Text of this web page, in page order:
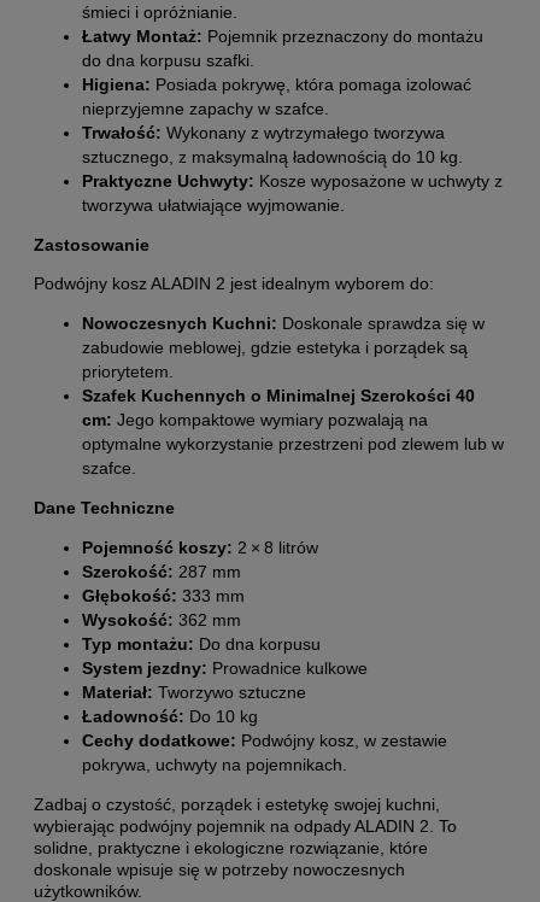
śmieci i opróżnianie.
Łatwy Montaż: Pojemnik przeznaczony do montażu
do dna korpusu szafki.
Higiena: Posiada pokrywę, która pomaga izolować
nieprzyjemne zapachy w szafce.
Trwałość: Wykonany z wytrzymałego tworzywa
sztucznego, z maksymalną ładownością do 10 kg.
Praktyczne Uchwyty: Kosze wyposażone w uchwyty z
tworzywa ułatwiające wyjmowanie.
Zastosowanie
Podwójny kosz ALADIN 2 jest idealnym wyborem do:
Nowoczesnych Kuchni: Doskonale sprawdza się w
zabudowie meblowej, gdzie estetyka i porządek są
priorytetem.
Szafek Kuchennych o Minimalnej Szerokości 40
cm: Jego kompaktowe wymiary pozwalają na
optymalne wykorzystanie przestrzeni pod zlewem lub w
szafce.
Dane Techniczne
Pojemność koszy: 2 × 8 litrów
Szerokość: 287 mm
Głębokość: 333 mm
Wysokość: 362 mm
Typ montażu: Do dna korpusu
System jezdny: Prowadnice kulkowe
Materiał: Tworzywo sztuczne
Ładowność: Do 10 kg
Cechy dodatkowe: Podwójny kosz, w zestawie
pokrywa, uchwyty na pojemnikach.
Zadbaj o czystość, porządek i estetykę swojej kuchni,
wybierając podwójny pojemnik na odpady ALADIN 2. To
solidne, praktyczne i ekologiczne rozwiązanie, które
doskonale wpisuje się w potrzeby nowoczesnych
użytkowników.